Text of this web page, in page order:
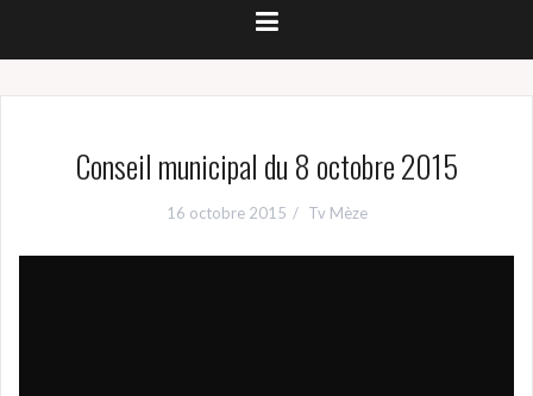
Conseil municipal du 8 octobre 2015
16 octobre 2015 Tv Mèze